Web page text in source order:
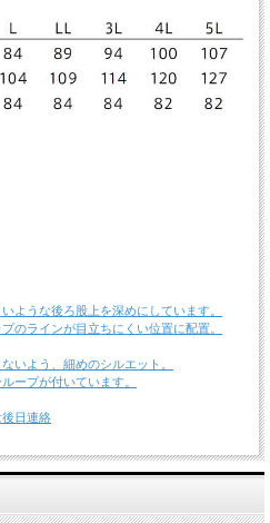
ような後ろ股上を深めにしています。
のラインが目立ちにくい位置に配置。
いよう、細めのシルエット。
ープが付いています。
日連絡